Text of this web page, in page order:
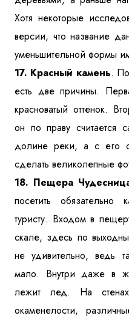
Хотя некоторые
версии, что название
уменьшительной формы
17. Красный камень.
есть две причины.
красноватый оттенок.
он по праву считается
долине реки, а с его
сделать великолепные
18. Пещера
посетить
туристу. Входом в
скале, здесь по
не удивительно, ведь
мало. Внутри даже в
лежит лед. На
окаменелости,